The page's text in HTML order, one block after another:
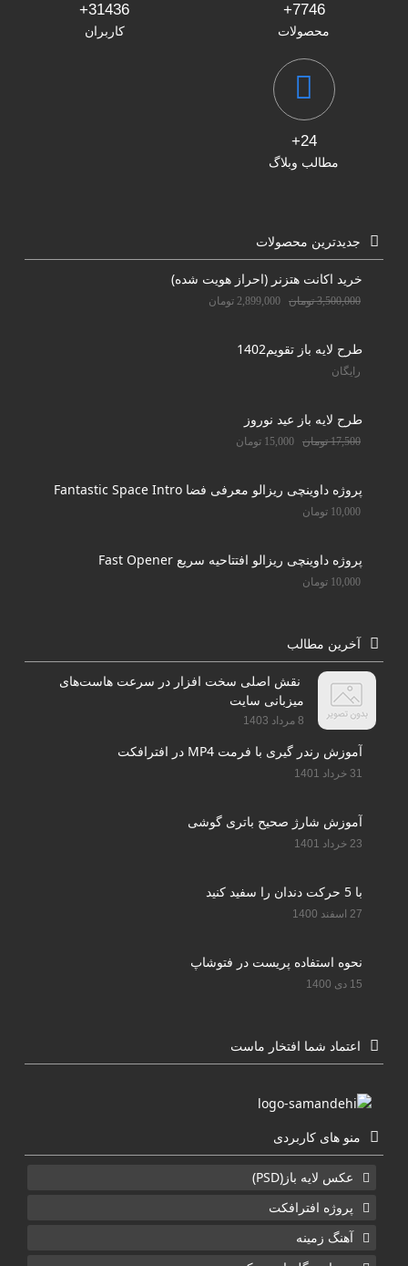
7746+
محصولات
31436+
کاربران
24+
مطالب وبلاگ
جدیدترین محصولات
خرید اکانت هتزنر (احراز هویت شده)
3,500,000 تومان 2,899,000 تومان
طرح لایه باز تقویم1402
رایگان
طرح لایه باز عید نوروز
17,500 تومان 15,000 تومان
پروژه داوینچی ریزالو معرفی فضا Fantastic Space Intro
10,000 تومان
پروژه داوینچی ریزالو افتتاحیه سریع Fast Opener
10,000 تومان
آخرین مطالب
نقش اصلی سخت افزار در سرعت هاست‌های
میزبانی سایت
8 مرداد 1403
آموزش رندر گیری با فرمت MP4 در افترافکت
31 خرداد 1401
آموزش شارژ صحیح باتری گوشی
23 خرداد 1401
با 5 حرکت دندان را سفید کنید
27 اسفند 1400
نحوه استفاده پریست در فتوشاپ
15 دی 1400
اعتماد شما افتخار ماست
منو های کاربردی
عکس لایه باز(PSD)
پروژه افترافکت
آهنگ زمینه